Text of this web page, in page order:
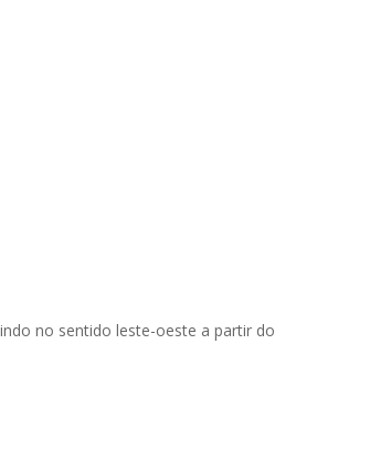
no sentido leste-oeste a partir do